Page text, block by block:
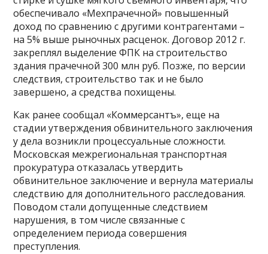
обеспечивало «Мехпрачечной» повышенный
доход по сравнению с другими контрагентами –
на 5% выше рыночных расценок. Договор 2012 г.
закреплял выделение ФПК на строительство
здания прачечной 300 млн руб. Позже, по версии
следствия, строительство так и не было
завершено, а средства похищены.
Как ранее сообщал «Коммерсантъ», еще на
стадии утверждения обвинительного заключения
у дела возникли процессуальные сложности.
Московская межрегиональная транспортная
прокуратура отказалась утвердить
обвинительное заключение и вернула материалы
следствию для дополнительного расследования.
Поводом стали допущенные следствием
нарушения, в том числе связанные с
определением периода совершения
преступления.